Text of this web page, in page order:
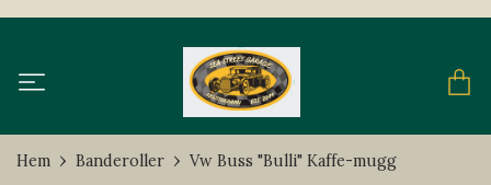
Hem Banderoller Vw Buss "Bulli" Kaffe-mugg